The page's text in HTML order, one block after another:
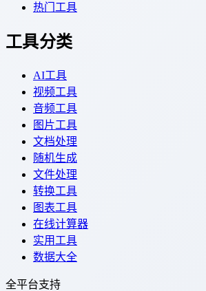
热门工具
工具分类
AI工具
视频工具
音频工具
图片工具
文档处理
随机生成
文件处理
转换工具
图表工具
在线计算器
实用工具
数据大全
全平台支持